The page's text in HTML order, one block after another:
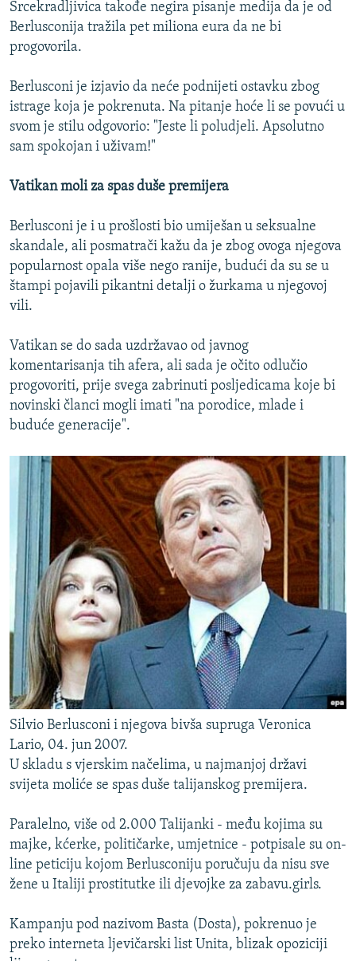
Srcekradljivica takođe negira pisanje medija da je od
Berlusconija tražila pet miliona eura da ne bi
progovorila.
Berlusconi je izjavio da neće podnijeti ostavku zbog
istrage koja je pokrenuta. Na pitanje hoće li se povući u
svom je stilu odgovorio: "Jeste li poludjeli. Apsolutno
sam spokojan i uživam!"
Vatikan moli za spas duše premijera
Berlusconi je i u prošlosti bio umiješan u seksualne
skandale, ali posmatrači kažu da je zbog ovoga njegova
popularnost opala više nego ranije, budući da su se u
štampi pojavili pikantni detalji o žurkama u njegovoj
vili.
Vatikan se do sada uzdržavao od javnog
komentarisanja tih afera, ali sada je očito odlučio
progovoriti, prije svega zabrinuti posljedicama koje bi
novinski članci mogli imati "na porodice, mlade i
buduće generacije".
Silvio Berlusconi i njegova bivša supruga Veronica
Lario, 04. jun 2007.
U skladu s vjerskim načelima, u najmanjoj državi
svijeta moliće se spas duše talijanskog premijera.
Paralelno, više od 2.000 Talijanki - među kojima su
majke, kćerke, političarke, umjetnice - potpisale su on-
line peticiju kojom Berlusconiju poručuju da nisu sve
žene u Italiji prostitutke ili djevojke za zabavu.girls.
Kampanju pod nazivom Basta (Dosta), pokrenuo je
preko interneta ljevičarski list Unita, blizak opoziciji